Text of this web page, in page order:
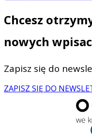
Chcesz
nowych
Zapisz się do
ZAPISZ SIĘ DO